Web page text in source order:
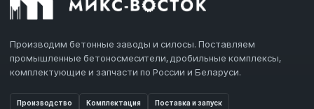
Производим бетонные заводы и силосы. Поставляем
промышленные бетоносмесители, дробильные комплексы,
комплектующие и запчасти по России и Беларуси.
Производство Комплектация Поставка и запуск